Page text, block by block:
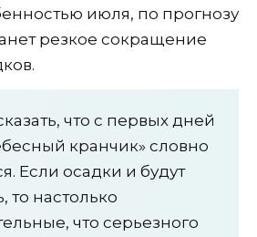
июля, по прогнозу
резкое сокращение
что с первых дней
кранчик» словно
Если осадки и будут
то настолько
что серьезного